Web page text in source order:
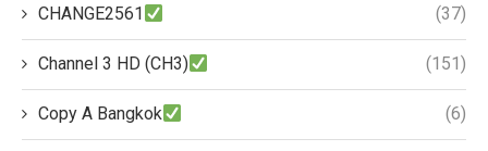
CHANGE2561 (37)
Channel 3 HD (CH3) (151)
Copy A Bangkok (6)